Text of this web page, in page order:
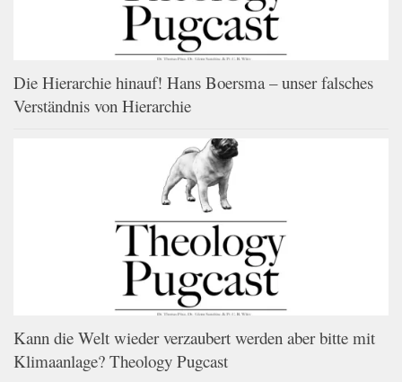
Die Hierarchie hinauf! Hans Boersma – unser falsches
Verständnis von Hierarchie
Kann die Welt wieder verzaubert werden aber bitte mit
Klimaanlage? Theology Pugcast